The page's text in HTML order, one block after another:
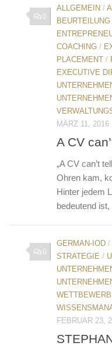
0
ALLGEMEIN /
BEURTEILUNG
COACHING /
PLACEMENT /
EXECUTIVE
MÄRZ 11, 2016
A CV
„A CV can’t
Ohren kam,
Hinter jedem
bedeutend
0
GERMAN-IOD /
STRATEGIE /
FEBRUAR 23,